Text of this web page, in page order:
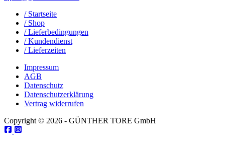
/ Startseite
/ Shop
/ Lieferbedingungen
/ Kundendienst
/ Lieferzeiten
Impressum
AGB
Datenschutz
Datenschutzerklärung
Vertrag widerrufen
Copyright © 2026 - GÜNTHER TORE GmbH